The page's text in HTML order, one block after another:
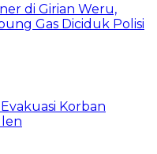
di Girian Weru,
Gas Diciduk Polisi
Korban